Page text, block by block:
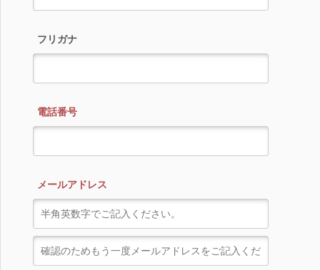
フリガナ
電話番号
メールアドレス